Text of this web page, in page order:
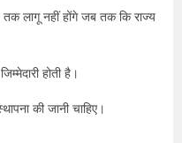
तक लागू नहीं होंगे जब तक कि राज्य
होती है।
की जानी चाहिए।